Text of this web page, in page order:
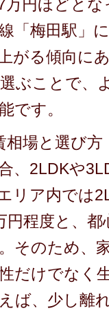
万円ほどと
「梅田駅」
がる傾向に
ぶことで、
です。
相場と選び方
、2LDKや
リア内では
円程度と、
そのため、
だけでなく
ば、少し離